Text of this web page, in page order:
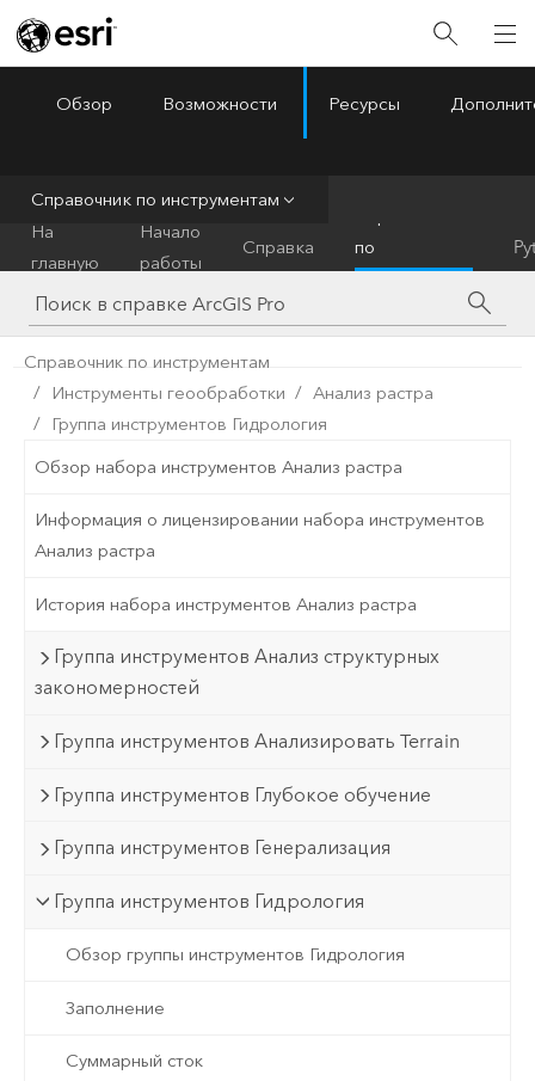
ArcGIS Pro
Обзор Возможности Ресурсы
Справочник по инструментам
На
главную
Начало
работы
Справка
по
инструментам
Справочник по инструментам
Инструменты геообработки
Анализ растра
Группа инструментов Гидрология
Обзор набора инструментов Анализ растра
Информация о лицензировании набора инструментов
Анализ растра
История набора инструментов Анализ растра
Группа инструментов Анализ структурных
закономерностей
Группа инструментов Анализировать Terrain
Группа инструментов Глубокое обучение
Группа инструментов Генерализация
Группа инструментов Гидрология
Обзор группы инструментов Гидрология
Заполнение
Суммарный сток